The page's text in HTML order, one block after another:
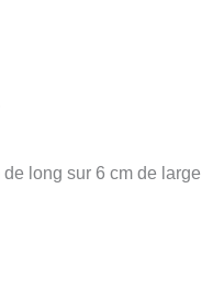
long sur 6 cm de large